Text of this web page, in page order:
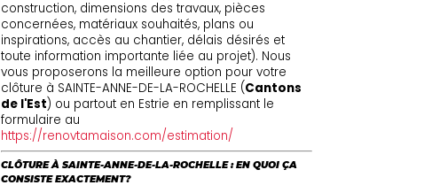
construction, dimensions des travaux, pièces
concernées, matériaux souhaités, plans ou
inspirations, accès au chantier, délais désirés et
toute information importante liée au projet). Nous
vous proposerons la meilleure option pour votre
clôture à SAINTE-ANNE-DE-LA-ROCHELLE (Cantons
de l'Est) ou partout en Estrie en remplissant le
formulaire au
https://renovtamaison.com/estimation/
CLÔTURE À SAINTE-ANNE-DE-LA-ROCHELLE : EN QUOI ÇA
CONSISTE EXACTEMENT?